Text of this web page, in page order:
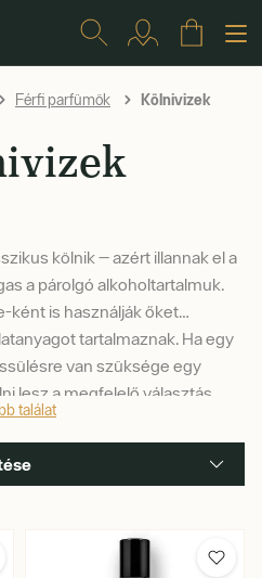
Férfi parfümök Kölnivizek
kölnik — azért illannak el a
a párolgó alkohol­tartalmuk.
ként is használják őket
tartalmaznak. Ha egy
van szüksége egy
lesz a megfelelő választás.
találat